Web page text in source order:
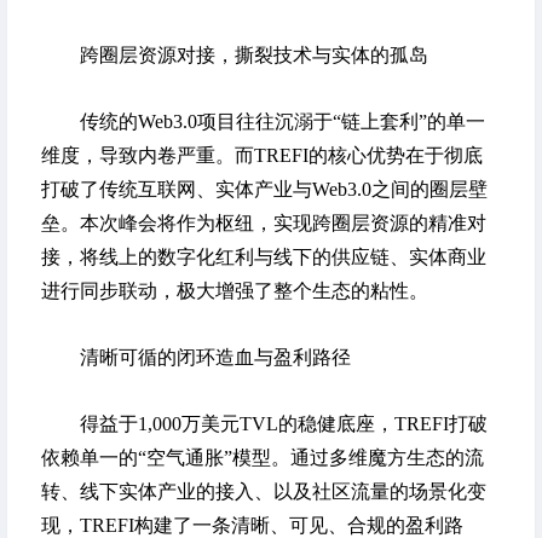
跨圈层资源对接，撕裂技术与实体的孤岛
传统的Web3.0项目往往沉溺于“链上套利”的单一
维度，导致内卷严重。而TREFI的核心优势在于彻底
打破了传统互联网、实体产业与Web3.0之间的圈层壁
垒。本次峰会将作为枢纽，实现跨圈层资源的精准对
接，将线上的数字化红利与线下的供应链、实体商业
进行同步联动，极大增强了整个生态的粘性。
清晰可循的闭环造血与盈利路径
得益于1,000万美元TVL的稳健底座，TREFI打破
依赖单一的“空气通胀”模型。通过多维魔方生态的流
转、线下实体产业的接入、以及社区流量的场景化变
现，TREFI构建了一条清晰、可见、合规的盈利路